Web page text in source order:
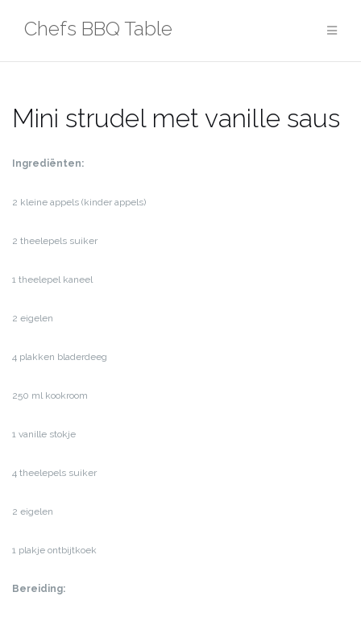
Chefs BBQ Table
Mini strudel met vanille saus
Ingrediënten:
2 kleine appels (kinder appels)
2 theelepels suiker
1 theelepel kaneel
2 eigelen
4 plakken bladerdeeg
250 ml kookroom
1 vanille stokje
4 theelepels suiker
2 eigelen
1 plakje ontbijtkoek
Bereiding: